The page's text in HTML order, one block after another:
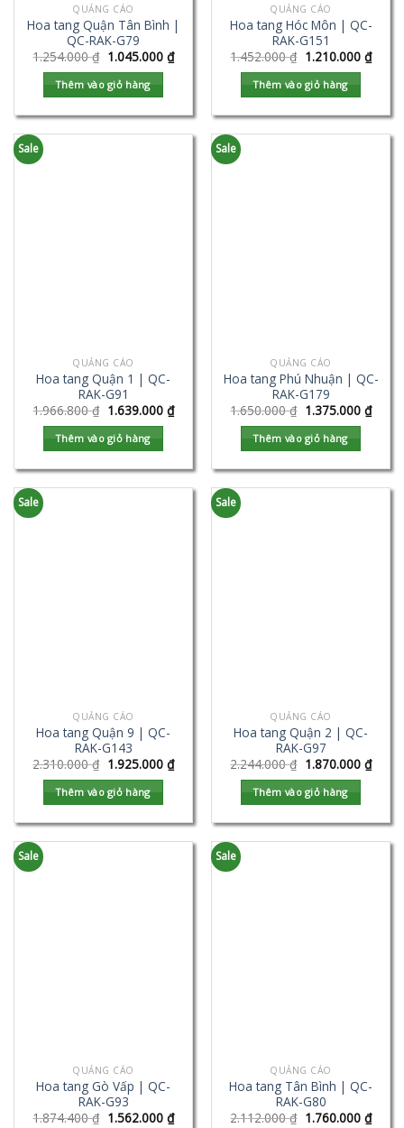
QUẢNG CÁO
Hoa tang Quận Tân Bình |
QC-RAK-G79
1.254.000₫ 1.045.000 ₫
Thêm vào giỏ hàng
QUẢNG CÁO
Hoa tang Hóc Môn | QC-
RAK-G151
1.452.000₫ 1.210.000 ₫
Thêm vào giỏ hàng
Sale
QUẢNG CÁO
Hoa tang Quận 1 | QC-
RAK-G91
1.966.800₫ 1.639.000 ₫
Thêm vào giỏ hàng
Sale
QUẢNG CÁO
Hoa tang Phú Nhuận | QC-
RAK-G179
1.650.000₫ 1.375.000 ₫
Thêm vào giỏ hàng
Sale
QUẢNG CÁO
Hoa tang Quận 9 | QC-
RAK-G143
2.310.000₫ 1.925.000 ₫
Thêm vào giỏ hàng
Sale
QUẢNG CÁO
Hoa tang Quận 2 | QC-
RAK-G97
2.244.000₫ 1.870.000 ₫
Thêm vào giỏ hàng
Sale
QUẢNG CÁO
Hoa tang Gò Vấp | QC-
RAK-G93
1.874.400₫ 1.562.000 ₫
Sale
QUẢNG CÁO
Hoa tang Tân Bình | QC-
RAK-G80
2.112.000₫ 1.760.000 ₫